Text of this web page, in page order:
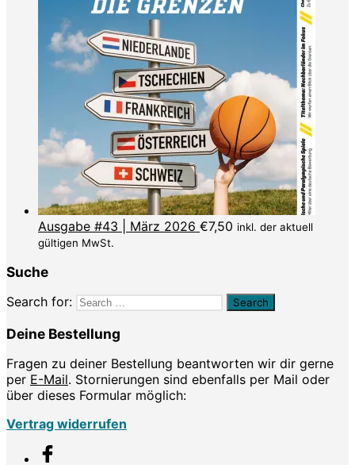
Ausgabe #43 | März 2026 €7,50 inkl. der aktuell
gültigen MwSt.
Suche
Search for:
Deine Bestellung
Fragen zu deiner Bestellung beantworten wir dir gerne
per E-Mail. Stornierungen sind ebenfalls per Mail oder
über dieses Formular möglich:
Vertrag widerrufen